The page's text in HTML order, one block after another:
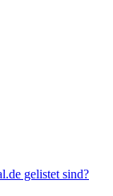
gelistet sind?